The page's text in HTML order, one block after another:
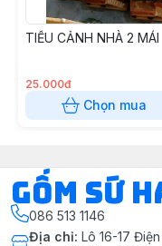
TIỂU CẢNH NHÀ 2 MÁI
25.000đ
Chọn mua
Gốm Sứ
086 513 1146
Địa chỉ: Lô 16-17